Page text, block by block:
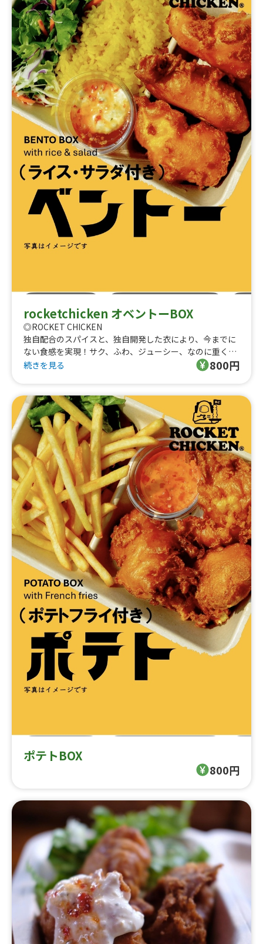
rocketchicken オベントーBOX
◎ROCKET CHICKEN
独自配合のスパイスと、独自開発した衣により、今までに
ない食感を実現！サク、ふわ、ジューシー、なのに重くな
い、湘南発の新感覚フライドチキン。メディアにも多数掲
続きを見る 800円
ポテトBOX
800円